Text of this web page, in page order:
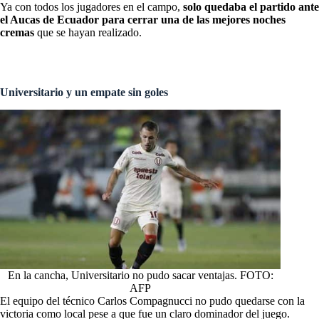
Ya con todos los jugadores en el campo, solo quedaba el partido ante
el Aucas de Ecuador para cerrar una de las mejores noches
cremas que se hayan realizado.
Universitario y un empate sin goles
En la cancha, Universitario no pudo sacar ventajas. FOTO:
AFP
El equipo del técnico Carlos Compagnucci no pudo quedarse con la
victoria como local pese a que fue un claro dominador del juego.